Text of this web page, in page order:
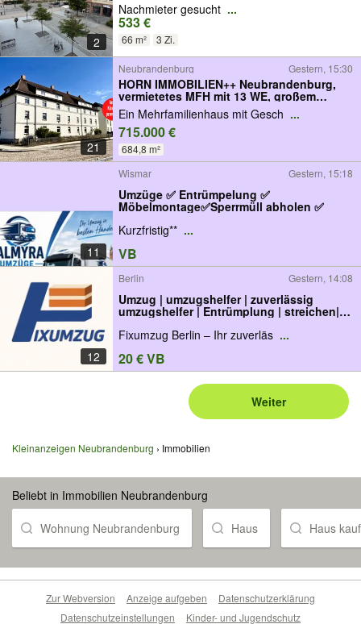
2
Nachmieter gesucht ...
533 €
66 m² 3 Zi.
21
Neubrandenburg Gestern, 15:30
HORN IMMOBILIEN++ Neubrandenburg,
vermietetes MFH mit 13 WE, großem
Grundstück, nur 500 m zur Innenstadt
Ein Mehrfamilienhaus mit Gesch ...
715.000 €
684,8 m²
11
Wismar Gestern, 15:18
Umzüge ✅ Entrümpelung ✅
Möbelmontage✅Sperrmüll abholen ✅
Kurzfristig** ...
VB
12
Berlin Gestern, 14:08
Umzug | umzugshelfer | zuverlässig
umzugshelfer | Entrümplung | streichen|
Umzugsfirma
Fixumzug Berlin – Ihr zuverläs ...
20 € VB
Weiter
Kleinanzeigen Neubrandenburg Immobilien
Beliebt in Immobilien Neubrandenburg
Wohnung Neubrandenburg Haus Haus
Zur Webversion Anzeige aufgeben
Datenschutzerklärung
Datenschutzeinstellungen
Kinder- und Jugendschutz